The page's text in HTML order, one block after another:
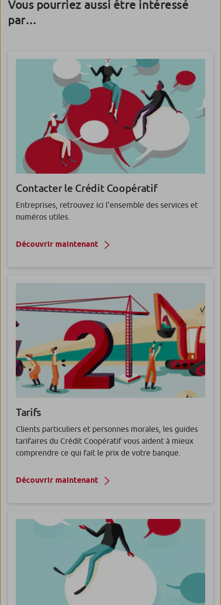
Vous pourriez aussi être intéressé
par…
Contacter le Crédit Coopératif
Entreprises, retrouvez ici l’ensemble des services et
numéros utiles.
Découvrir maintenant
Tarifs
Clients particuliers et personnes morales, les guides
tarifaires du Crédit Coopératif vous aident à mieux
comprendre ce qui fait le prix de votre banque.
Découvrir maintenant